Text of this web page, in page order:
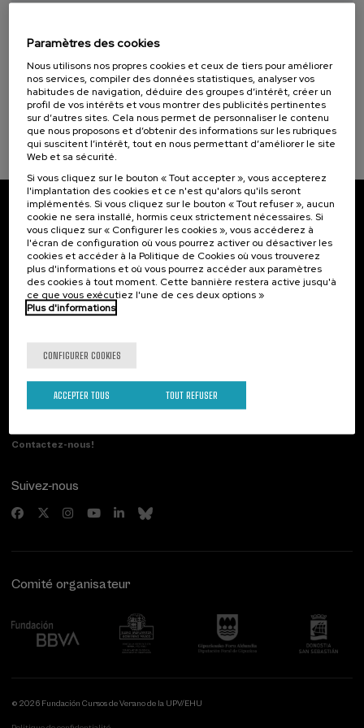
Objectifs de développement durable
artifiziala eta osasuna
10 h. Basque .
...
À PARTIR DE12 €
Dernières
places
Gratuit
Date
passée
Liste
d'attente
Période
d'inscription
terminée
Abonnez-vous à notre bulletin
Inscrivez-vous pour être le premier à recevoir les
actualités de l'UIK.
S'abonner
Contact
20007 Donostia / San Sebastián
Contactez-nous!
Suivez-nous
Comité organisateur
© 2026 Fundación Cursos de Verano de la UPV/EHU
Paramètres des cookies
Nous utilisons nos propres cookies et ceux de tiers pour améliorer
nos services, compiler des données statistiques, analyser vos
habitudes de navigation, déduire des groupes d’intérêt, créer un
profil de vos intérêts et vous montrer des publicités pertinentes
sur d’autres sites. Cela nous permet de personnaliser le contenu
que nous proposons et d’obtenir des informations sur les rubriques
qui suscitent l’intérêt, tout en nous permettant d’améliorer le site
Web et sa sécurité.
Si vous cliquez sur le bouton « Tout accepter », vous accepterez
l'implantation des cookies et ce n'est qu'alors qu'ils seront
implémentés. Si vous cliquez sur le bouton « Tout refuser », aucun
cookie ne sera installé, hormis ceux strictement nécessaires. Si
vous cliquez sur « Configurer les cookies », vous accéderez à
l'écran de configuration où vous pourrez activer ou désactiver les
cookies et accéder à la Politique de Cookies où vous trouverez
plus d'informations et où vous pourrez accéder aux paramètres
des cookies à tout moment. Cette bannière restera active jusqu'à
ce que vous exécutiez l'une de ces deux options »
Plus d'informations
CONFIGURER COOKIES
TOUT REFUSER
ACCEPTER TOUS